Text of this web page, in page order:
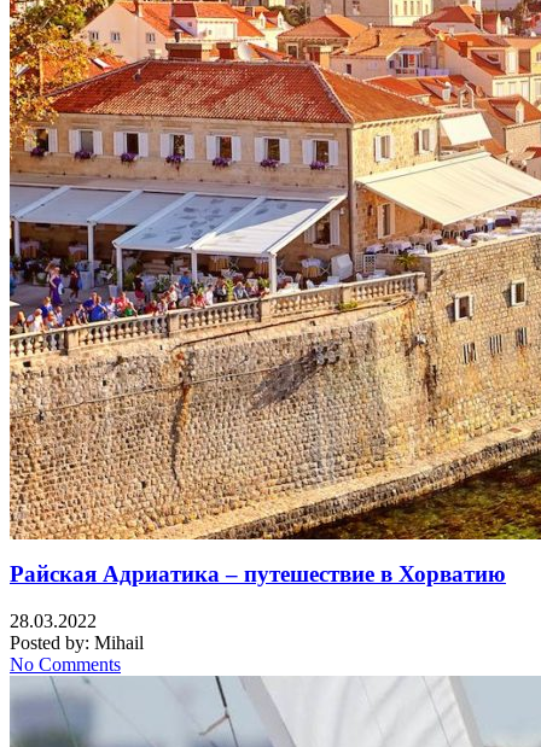
Райская Адриатика – путешествие в Хорватию
28.03.2022
Posted by: Mihail
No Comments